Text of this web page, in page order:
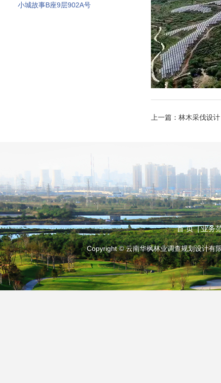
小城故事B座9层902A号
上一篇： 林木采伐设计
首 页 |业务
Copyright © 云南华枫林业调查规划设计有